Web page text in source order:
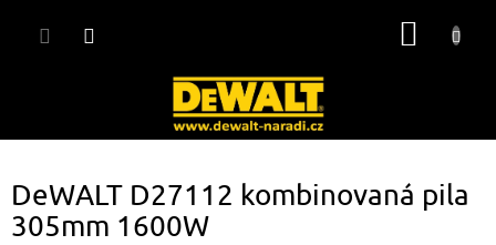
DeWALT D27112 kombinovaná pila
305mm 1600W